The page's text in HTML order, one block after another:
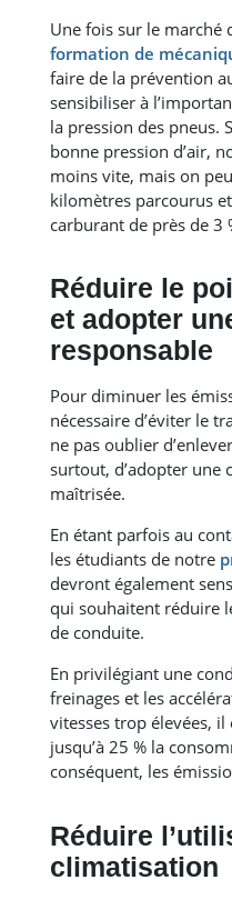
Une fois sur le marché
formation de
faire de la prévention
sensibiliser à
la pression des pneus.
bonne pression d’air,
moins vite, mais on
kilomètres parcourus
carburant de près de 3
Réduire le
et adopter
responsable
Pour diminuer les
nécessaire d’éviter le
ne pas oublier
surtout, d’adopter une
maîtrisée.
En étant parfois au
les étudiants de notre
devront également
qui souhaitent réduire
de conduite.
En privilégiant une
freinages et les
vitesses trop élevées,
jusqu’à 25 % la
conséquent, les
Réduire
climatisation